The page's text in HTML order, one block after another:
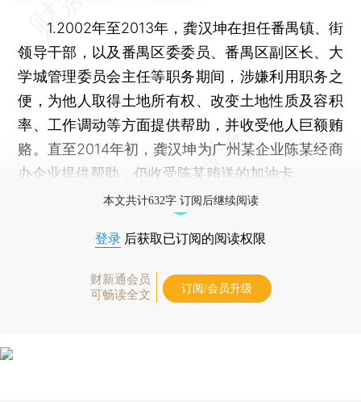
1.2002年至2013年，龚汉坤在担任番禺镇、街
领导干部，以及番禺区委委员、番禺区副区长、大
学城管理委员会主任等职务期间，涉嫌利用职务之
便，为他人取得土地所有权、改变土地性质及容积
率、工作调动等方面提供帮助，并收受他人巨额贿
赂。直至2014年初，龚汉坤为广州某企业陈某经商
办企业提供帮助，仍收受陈某贿送的加油卡。
本文共计632字 订阅后继续阅读
登录 后获取已订阅的阅读权限
财新通会员
可畅读全文
订阅/会员升级